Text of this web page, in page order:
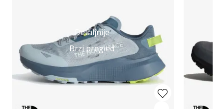
Detaljnije
Brzi pregled